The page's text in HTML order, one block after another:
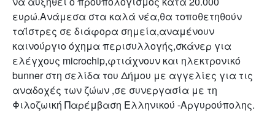
ευρώ.Ανάμεσα στα καλά νέα,θα τοποθετηθούν
ταΐστρες σε διάφορα σημεία,αναμένουν
καινούργιο όχημα περισυλλογής,σκάνερ για
ελέγχους microchip,φτιάχνουν και ηλεκτρονικό
bunner στη σελίδα του Δήμου με αγγελίες για τις
αναδοχές των ζώων ,σε συνεργασία με τη
Φιλοζωική Παρέμβαση Ελληνικού -Αργυρούπολης.